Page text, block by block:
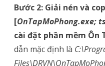
Bước 2: Giải nén và
[OnTapMoPhong.exe;
cài đặt phần mềm Ôn
dẫn mặc định là